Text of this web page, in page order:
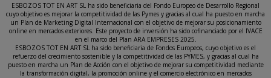
ESBOZOS TOT EN ART SL ha sido beneficiaria del Fondo Europeo de Desarrollo Regional
cuyo objetivo es mejorar la competitividad de las Pymes y gracias al cual ha puesto en marcha
un Plan de Marketing Digital Internacional con el objetivo de mejorar su posicionamiento
online en mercados exteriores. Este proyecto de inversión ha sido cofinanciado por el IVACE
en el marco del Plan ARA EMPRESES 2025.
ESBOZOS TOT EN ART SL ha sido beneficiaria de Fondos Europeos, cuyo objetivo es el
refuerzo del crecimiento sostenible y la competitividad de las PYMES, y gracias al cual ha
puesto en marcha un Plan de Acción con el objetivo de mejorar su competitividad mediante
la transformación digital, la promoción online y el comercio electrónico en mercados